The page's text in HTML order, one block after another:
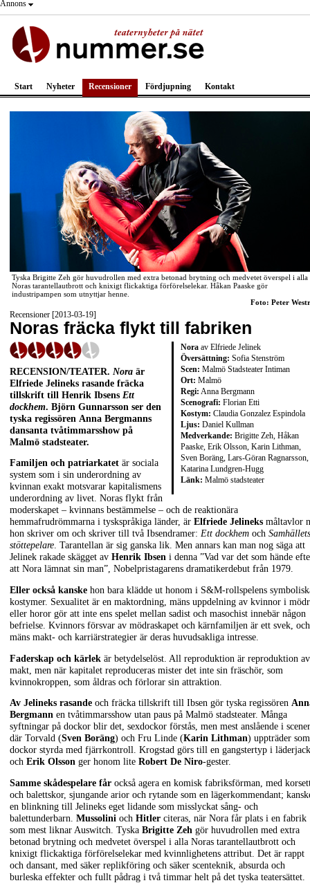
Annons
Start Nyheter Recensioner Fördjupning Kontakt
Tyska Brigitte Zeh gör huvudrollen med extra betonad brytning och medvetet överspel i alla
Noras tarantellautbrott och knixigt flickaktiga förförelselekar. Håkan Paaske gör
industripampen som utnyttjar henne.
Foto: Peter
Recensioner [2013-03-19]
Noras fräcka flykt till fabriken
Nora av Elfriede Jelinek
Översättning: Sofia Stenström
Scen: Malmö Stadsteater Intiman
Ort: Malmö
Regi: Anna Bergmann
Scenografi: Florian Etti
Kostym: Claudia Gonzalez Espindola
Ljus: Daniel Kullman
Medverkande: Brigitte Zeh, Håkan
Paaske, Erik Olsson, Karin Lithman,
Sven Boräng, Lars-Göran Ragnarsson,
Katarina Lundgren-Hugg
Länk: Malmö stadsteater
RECENSION/TEATER. Nora är
Elfriede Jelineks rasande fräcka
tillskrift till Henrik Ibsens Ett
dockhem. Björn Gunnarsson ser den
tyska regissören Anna Bergmanns
dansanta tvåtimmarsshow på
Malmö stadsteater.
Familjen och patriarkatet är sociala
system som i sin underordning av
kvinnan exakt motsvarar kapitalismens
underordning av livet. Noras flykt från
moderskapet – kvinnans bestämmelse – och de reaktionära
hemmafrudrömmarna i tyskspråkiga länder, är Elfriede Jelineks måltavlor
hon skriver om och skriver till två Ibsendramer: Ett dockhem och Samhällets
stöttepelare. Tarantellan är sig ganska lik. Men annars kan man nog säga att
Jelinek rakade skägget av Henrik Ibsen i denna ”Vad var det som hände
att Nora lämnat sin man”, Nobelpristagarens dramatikerdebut från 1979.
Eller också kanske hon bara klädde ut honom i S&M-rollspelens
kostymer. Sexualitet är en maktordning, mäns uppdelning av kvinnor i
eller horor gör att inte ens spelet mellan sadist och masochist innebär någon
befrielse. Kvinnors försvar av mödraskapet och kärnfamiljen är ett svek, och
mäns makt- och karriärstrategier är deras huvudsakliga intresse.
Faderskap och kärlek är betydelselöst. All reproduktion är reproduktion av
makt, men när kapitalet reproduceras mister det inte sin fräschör, som
kvinnokroppen, som åldras och förlorar sin attraktion.
Av Jelineks rasande och fräcka tillskrift till Ibsen gör tyska regissören
Bergmann en tvåtimmarsshow utan paus på Malmö stadsteater. Många
syftningar på dockor blir det, sexdockor förstås, men mest anslående i scener
där Torvald (Sven Boräng) och Fru Linde (Karin Lithman) uppträder som
dockor styrda med fjärrkontroll. Krogstad görs till en gangstertyp i
och Erik Olsson ger honom lite Robert De Niro-gester.
Samme skådespelare får också agera en komisk fabriksförman, med
och balettskor, sjungande arior och rytande som en lägerkommendant;
en blinkning till Jelineks eget lidande som misslyckat sång- och
balettunderbarn. Mussolini och Hitler citeras, när Nora får plats i en fabrik
som mest liknar Auswitch. Tyska Brigitte Zeh gör huvudrollen med extra
betonad brytning och medvetet överspel i alla Noras tarantellautbrott och
knixigt flickaktiga förförelselekar med kvinnlighetens attribut. Det är rappt
och dansant, med säker replikföring och säker scenteknik, absurda och
burleska effekter och fullt pådrag i två timmar helt på det tyska teatersättet.